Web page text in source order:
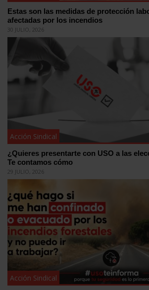
Estas son las medidas de protección
afectadas por los incendios
30 JULIO, 2026
Acción Sindical
¿Quieres presentarte con USO a las
Te contamos cómo
29 JULIO, 2026
Acción Sindical